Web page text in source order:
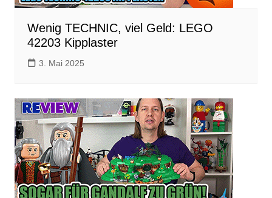
Wenig TECHNIC, viel Geld: LEGO
42203 Kipplaster
3. Mai 2025